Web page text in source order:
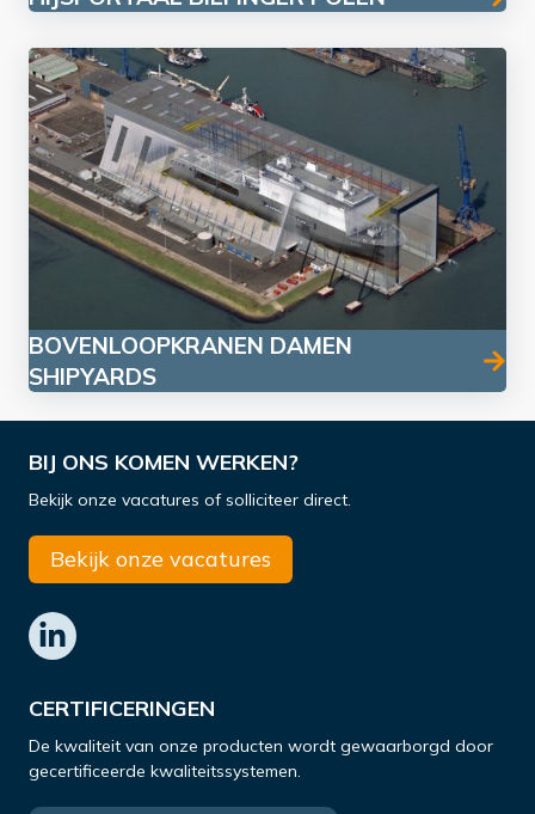
BOVENLOOPKRANEN DAMEN
SHIPYARDS
BIJ ONS KOMEN WERKEN?
Bekijk onze vacatures of solliciteer direct.
Bekijk onze vacatures
CERTIFICERINGEN
De kwaliteit van onze producten wordt gewaarborgd door
gecertificeerde kwaliteitssystemen.